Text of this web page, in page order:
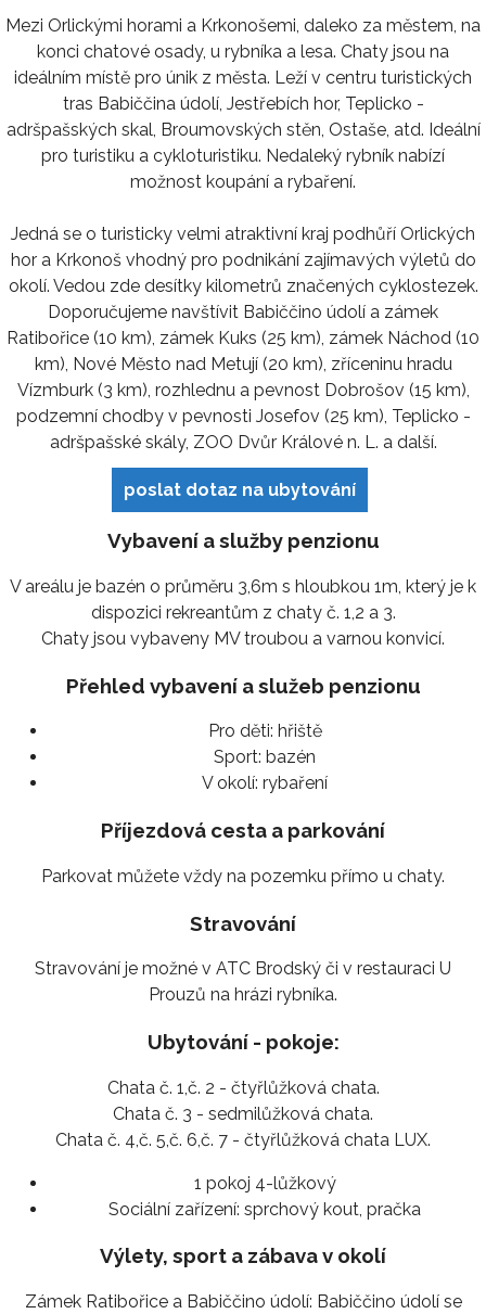
Mezi Orlickými horami a Krkonošemi, daleko za městem, na
konci chatové osady, u rybníka a lesa. Chaty jsou na
ideálním místě pro únik z města. Leží v centru turistických
tras Babiččina údolí, Jestřebích hor, Teplicko -
adršpašských skal, Broumovských stěn, Ostaše, atd. Ideální
pro turistiku a cykloturistiku. Nedaleký rybník nabízí
možnost koupání a rybaření.
Jedná se o turisticky velmi atraktivní kraj podhůří Orlických
hor a Krkonoš vhodný pro podnikání zajímavých výletů do
okolí. Vedou zde desítky kilometrů značených cyklostezek.
Doporučujeme navštívit Babiččino údolí a zámek
Ratibořice (10 km), zámek Kuks (25 km), zámek Náchod (10
km), Nové Město nad Metují (20 km), zříceninu hradu
Vízmburk (3 km), rozhlednu a pevnost Dobrošov (15 km),
podzemní chodby v pevnosti Josefov (25 km), Teplicko -
adršpašské skály, ZOO Dvůr Králové n. L. a další.
poslat dotaz na ubytování
Vybavení a služby penzionu
V areálu je bazén o průměru 3,6m s hloubkou 1m, který je k
dispozici rekreantům z chaty č. 1,2 a 3.
Chaty jsou vybaveny MV troubou a varnou konvicí.
Přehled vybavení a služeb penzionu
Pro děti: hřiště
Sport: bazén
V okolí: rybaření
Příjezdová cesta a parkování
Parkovat můžete vždy na pozemku přímo u chaty.
Stravování
Stravování je možné v ATC Brodský či v restauraci U
Prouzů na hrázi rybníka.
Ubytování - pokoje:
Chata č. 1,č. 2 - čtyřlůžková chata.
Chata č. 3 - sedmilůžková chata.
Chata č. 4,č. 5,č. 6,č. 7 - čtyřlůžková chata LUX.
1 pokoj 4-lůžkový
Sociální zařízení: sprchový kout, pračka
Výlety, sport a zábava v okolí
Zámek Ratibořice a Babiččino údolí: Babiččino údolí se